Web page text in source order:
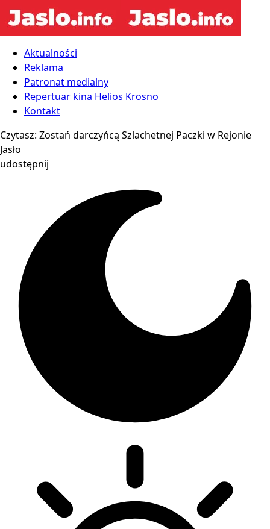
Aktualności
Reklama
Patronat medialny
Repertuar kina Helios Krosno
Kontakt
Czytasz: Zostań darczyńcą Szlachetnej Paczki w Rejonie
Jasło
udostępnij